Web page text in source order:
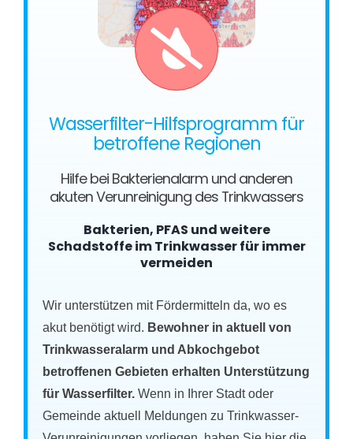
Wasserfilter-Hilfsprogramm für
betroffene Regionen
Hilfe bei Bakterienalarm und anderen
akuten Verunreinigung des Trinkwassers
Bakterien, PFAS und weitere
Schadstoffe im Trinkwasser für immer
vermeiden
Wir unterstützen mit Fördermitteln da, wo es
akut benötigt wird. Bewohner in aktuell von
Trinkwasseralarm und Abkochgebot
betroffenen Gebieten erhalten Unterstützung
für Wasserfilter.Wenn in Ihrer Stadt oder
Gemeinde aktuell Meldungen zu Trinkwasser-